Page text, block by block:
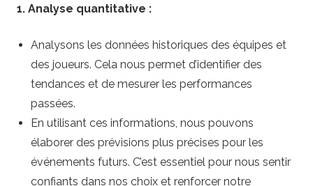
1. Analyse quantitative :
Analysons les données historiques des équipes et
des joueurs. Cela nous permet d’identifier des
tendances et de mesurer les performances
passées.
En utilisant ces informations, nous pouvons
élaborer des prévisions plus précises pour les
événements futurs. C’est essentiel pour nous sentir
confiants dans nos choix et renforcer notre